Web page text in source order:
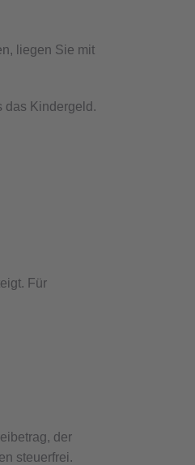
liegen Sie mit
das Kindergeld.
Für
der
steuerfrei.